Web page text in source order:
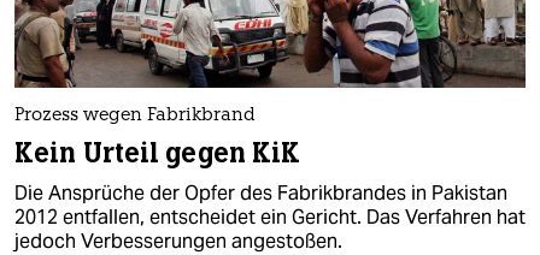
Prozess wegen Fabrikbrand
Kein Urteil gegen KiK
Die Ansprüche der Opfer des Fabrikbrandes in Pakistan
2012 entfallen, entscheidet ein Gericht. Das Verfahren hat
jedoch Verbesserungen angestoßen.